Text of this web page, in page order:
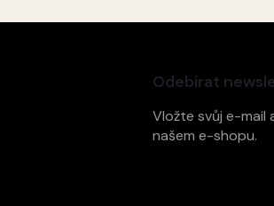
Odebírat
Vložte svůj e-mail
našem e-shopu.